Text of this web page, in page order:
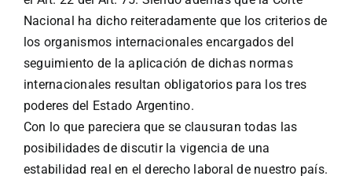
Nacional ha dicho reiteradamente que los criterios de
los organismos internacionales encargados del
seguimiento de la aplicación de dichas normas
internacionales resultan obligatorios para los tres
poderes del Estado Argentino.
Con lo que pareciera que se clausuran todas las
posibilidades de discutir la vigencia de una
estabilidad real en el derecho laboral de nuestro país.